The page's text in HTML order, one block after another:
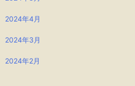
2024年4月
2024年3月
2024年2月